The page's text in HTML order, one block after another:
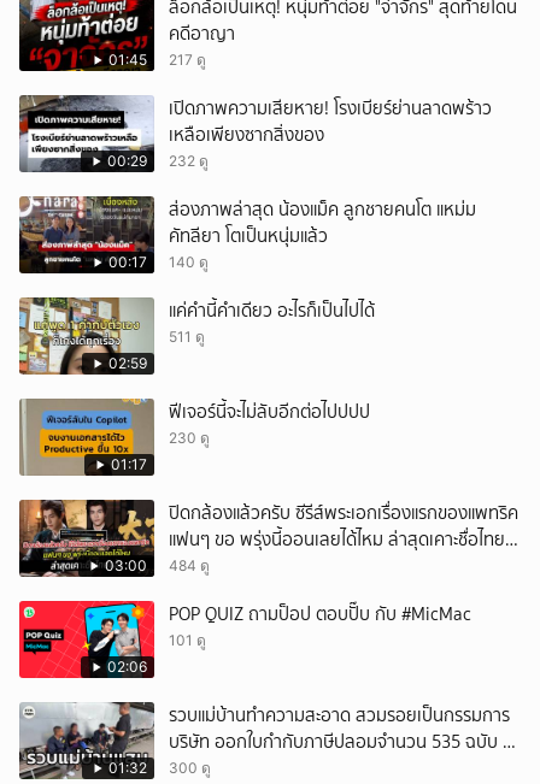
01:45
ล็อกล้อเป็นเหตุ! หนุ่มท้าต่อย "จ่าจักร" สุดท้ายโดน
คดีอาญา
217 ดู
00:29
เปิดภาพความเสียหาย! โรงเบียร์ย่านลาดพร้าว
เหลือเพียงซากสิ่งของ
232 ดู
00:17
ส่องภาพล่าสุด น้องแม็ค ลูกชายคนโต แหม่ม
คัทลียา โตเป็นหนุ่มแล้ว
140 ดู
02:59
แค่คำนี้คำเดียว อะไรก็เป็นไปได้
511 ดู
01:17
ฟีเจอร์นี้จะไม่ลับอีกต่อไปปปป
230 ดู
03:00
ปิดกล้องแล้วครับ ซีรีส์พระเอกเรื่องแรกของแพทริค
แฟนๆ ขอ พรุ่งนี้ออนเลยได้ไหม ล่าสุดเคาะชื่อไทย
แล้ว
484 ดู
02:06
POP QUIZ ถามป็อป ตอบปั๊บ กับ #MicMac
101 ดู
01:32
รวบแม่บ้านทำความสะอาด สวมรอยเป็นกรรมการ
บริษัท ออกใบกำกับภาษีปลอมจำนวน 535 ฉบับ รัฐ
เสียหายกว่า 129 ล้านบาท
300 ดู